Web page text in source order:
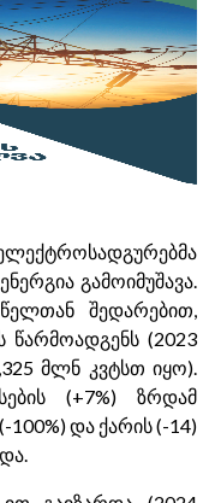
გამოიმუშავა.
შედარებით,
წარმოადგენს (2023
მლნ კვტსთ იყო).
(+7%) ზრდამ
100%) და ქარის (-14)